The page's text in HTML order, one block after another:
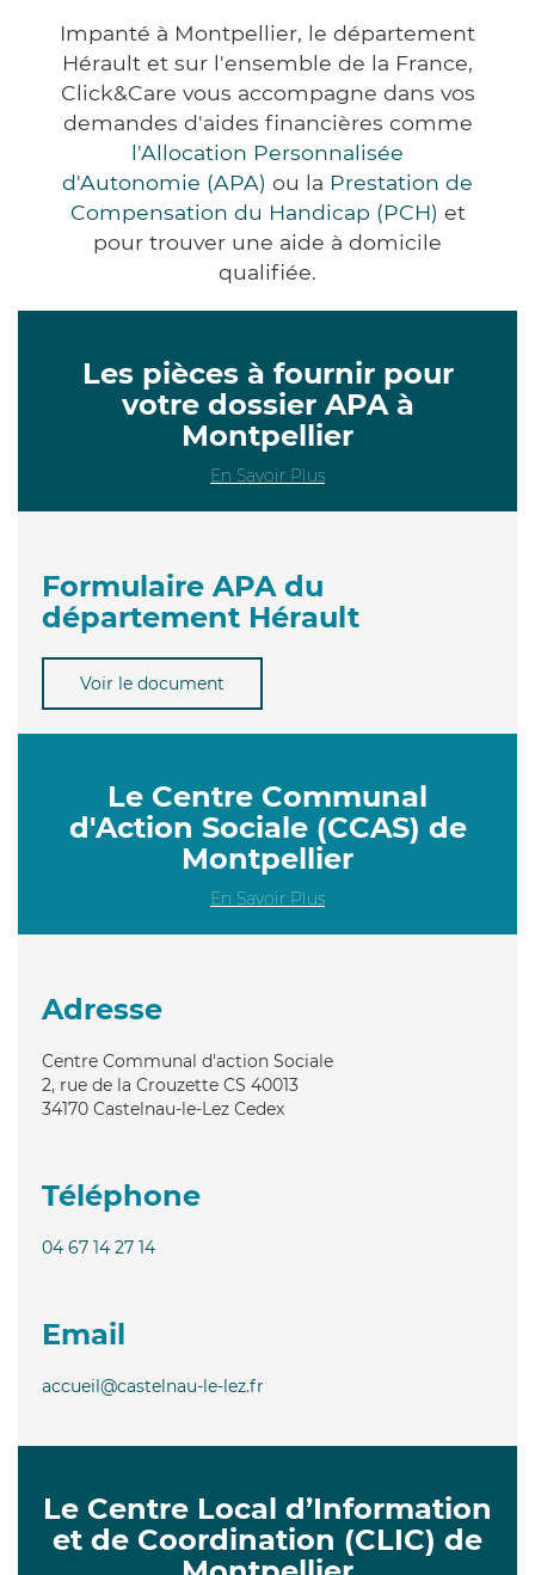
Impanté à Montpellier, le département
Hérault et sur l'ensemble de la France,
Click&Care vous accompagne dans vos
demandes d'aides financières comme
l'Allocation Personnalisée
d'Autonomie (APA) ou la Prestation de
Compensation du Handicap (PCH) et
pour trouver une aide à domicile
qualifiée.
Les pièces à fournir pour
votre dossier APA à
Montpellier
En Savoir Plus
Formulaire APA du
département Hérault
Voir le document
Le Centre Communal
d'Action Sociale (CCAS) de
Montpellier
En Savoir Plus
Adresse
Centre Communal d'action Sociale
2, rue de la Crouzette CS 40013
34170 Castelnau-le-Lez Cedex
Téléphone
04 67 14 27 14
Email
accueil@castelnau-le-lez.fr
Le Centre Local d’Information
et de Coordination (CLIC) de